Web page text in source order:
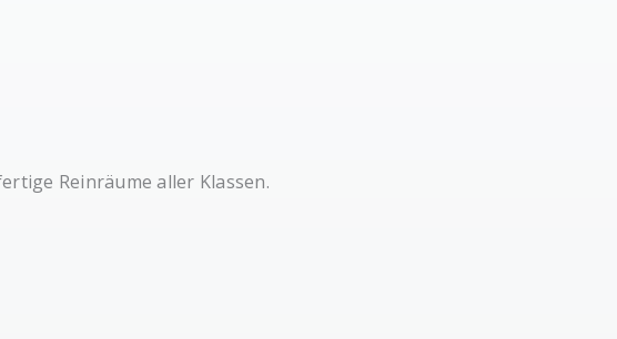
Reinräume aller Klassen.